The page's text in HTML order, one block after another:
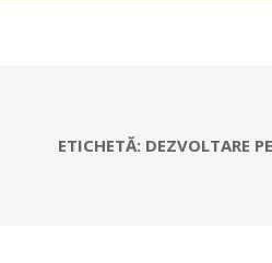
ETICHETĂ: DEZVOLTARE